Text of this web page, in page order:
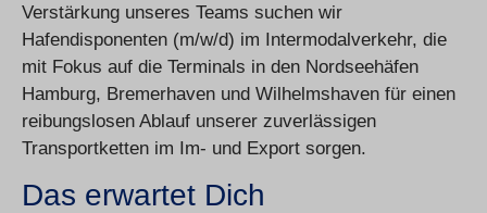
Verstärkung unseres Teams suchen wir
Hafendisponenten (m/w/d) im Intermodalverkehr, die
mit Fokus auf die Terminals in den Nordseehäfen
Hamburg, Bremerhaven und Wilhelmshaven für einen
reibungslosen Ablauf unserer zuverlässigen
Transportketten im Im- und Export sorgen.
Das erwartet Dich